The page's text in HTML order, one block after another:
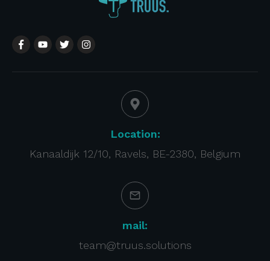
Location:
Kanaaldijk 12/10, Ravels, BE-2380, Belgium
mail:
team@truus.solutions